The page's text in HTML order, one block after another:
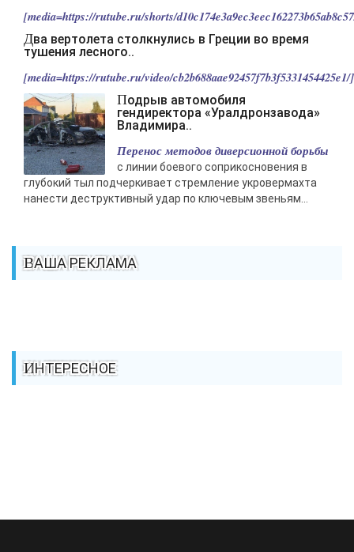
[media=https://rutube.ru/shorts/
Два вертолета столкнулись в Греции во время
тушения лесного..
[media=https://rutube.ru/video/
Подрыв автомобиля
гендиректора «Уралдронзавода»
Владимира..
Перенос методов диверсионной борьбы
с линии боевого соприкосновения в
глубокий тыл подчеркивает стремление укровермахта
нанести деструктивный удар по ключевым звеньям...
ВАША РЕКЛАМА
ИНТЕРЕСНОЕ